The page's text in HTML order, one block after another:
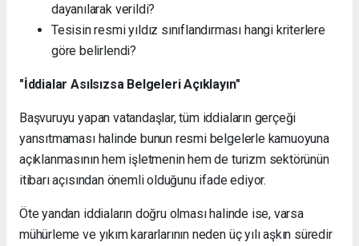
dayanılarak verildi?
Tesisin resmi yıldız sınıflandırması hangi kriterlere
göre belirlendi?
"İddialar Asılsızsa Belgeleri Açıklayın"
Başvuruyu yapan vatandaşlar, tüm iddiaların gerçeği
yansıtmaması halinde bunun resmi belgelerle kamuoyuna
açıklanmasının hem işletmenin hem de turizm sektörünün
itibarı açısından önemli olduğunu ifade ediyor.
Öte yandan iddiaların doğru olması halinde ise, varsa
mühürleme ve yıkım kararlarının neden üç yılı aşkın süredir